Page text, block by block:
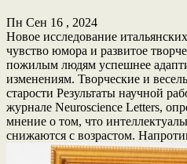
Пн Сен 16 , 2024
Новое исследование
чувство юмора и развитое
пожилым людям успешнее
изменениям. Творческие и
старости Результаты научной
журнале Neuroscience Letters,
мнение о том, что
снижаются с возрастом.